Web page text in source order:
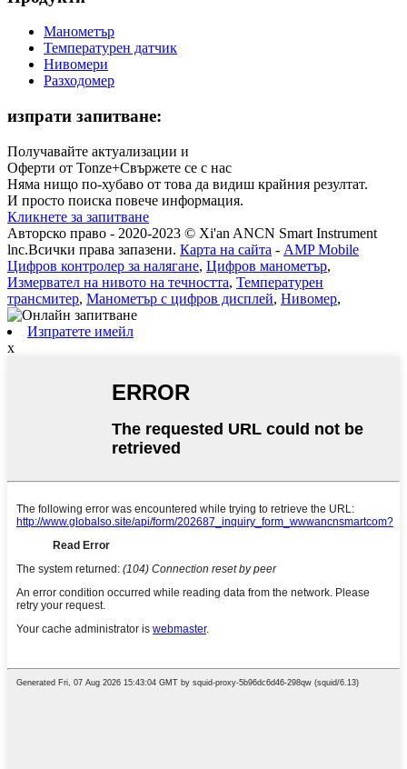
Манометър
Температурен датчик
Нивомери
Разходомер
изпрати запитване:
Получавайте актуализации и
Оферти от Tonze+Свържете се с нас
Няма нищо по-хубаво от това да видиш крайния резултат.
И просто поиска повече информация.
Кликнете за запитване
Авторско право - 2020-2023 © Xi'an ANCN Smart Instrument
lnc.Всички права запазени. Карта на сайта - AMP Mobile
Цифров контролер за налягане, Цифров манометър,
Измервател на нивото на течността, Температурен
трансмитер, Манометър с цифров дисплей, Нивомер,
Изпратете имейл
x